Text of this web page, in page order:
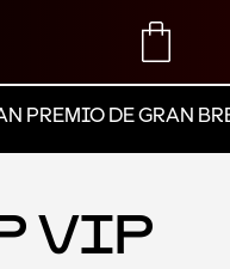
PREMIO DE GRAN
VIP